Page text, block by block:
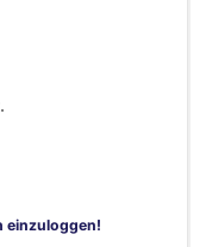
einzuloggen!